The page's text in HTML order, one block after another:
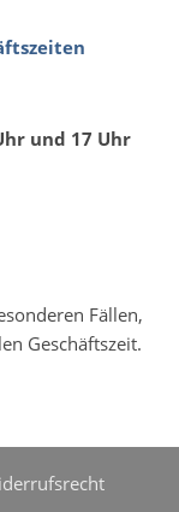
und 17 Uhr
Fällen,
Geschäftszeit.